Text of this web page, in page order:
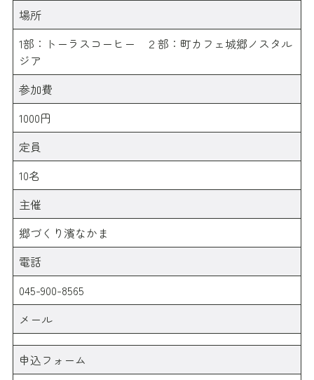
場所
1部：トーラスコーヒー ２部：町カフェ城郷ノスタル
ジア
参加費
1000円
定員
10名
主催
郷づくり濱なかま
電話
045-900-8565
メール
申込フォーム